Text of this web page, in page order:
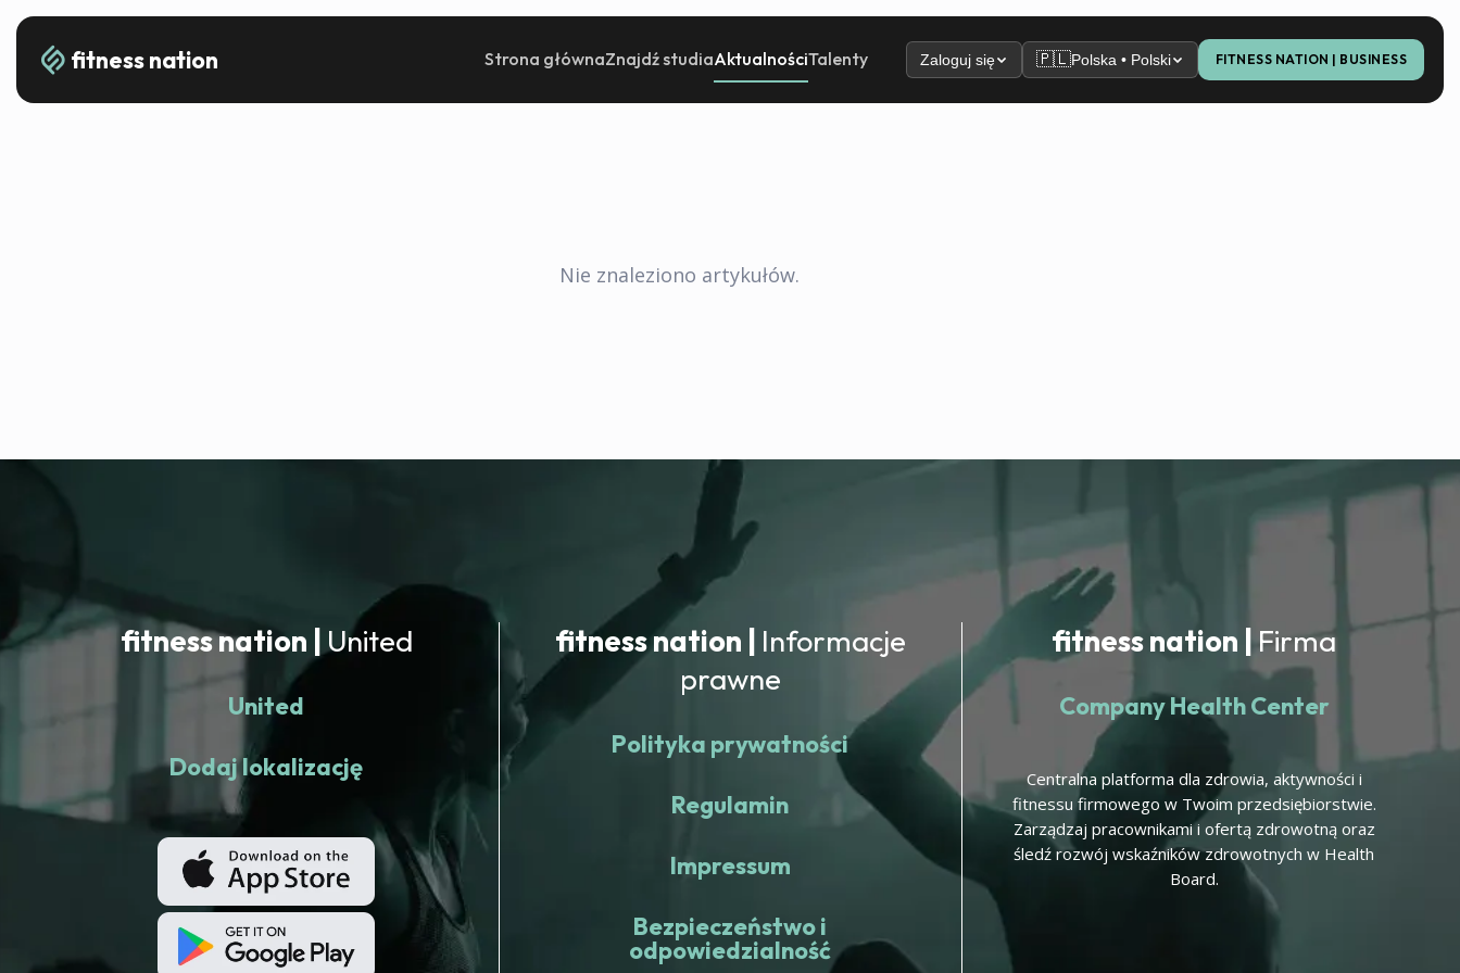
fitness nation Strona głównaZnajdź studiaAktualnościTalenty Zaloguj się 🇵🇱Polska • Polski FITNESS NATION | BUSINESS
Nie znaleziono artykułów.
fitness nation | United
United
Dodaj lokalizację
fitness nation | Informacje
prawne
Polityka prywatności
Regulamin
Impressum
Bezpieczeństwo i
odpowiedzialność
fitness nation |Firma
Company Health Center
Centralna platforma dla zdrowia, aktywności i
fitnessu firmowego w Twoim przedsiębiorstwie.
Zarządzaj pracownikami i ofertą zdrowotną oraz
śledź rozwój wskaźników zdrowotnych w Health
Board.